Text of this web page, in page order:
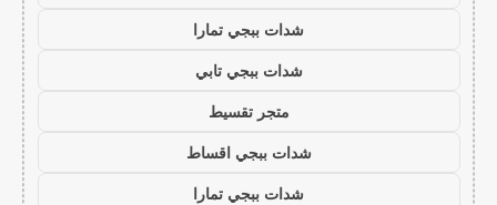
شدات ببجي تمارا
شدات ببجي تابي
متجر تقسيط
شدات ببجي اقساط
شدات ببجي تمارا